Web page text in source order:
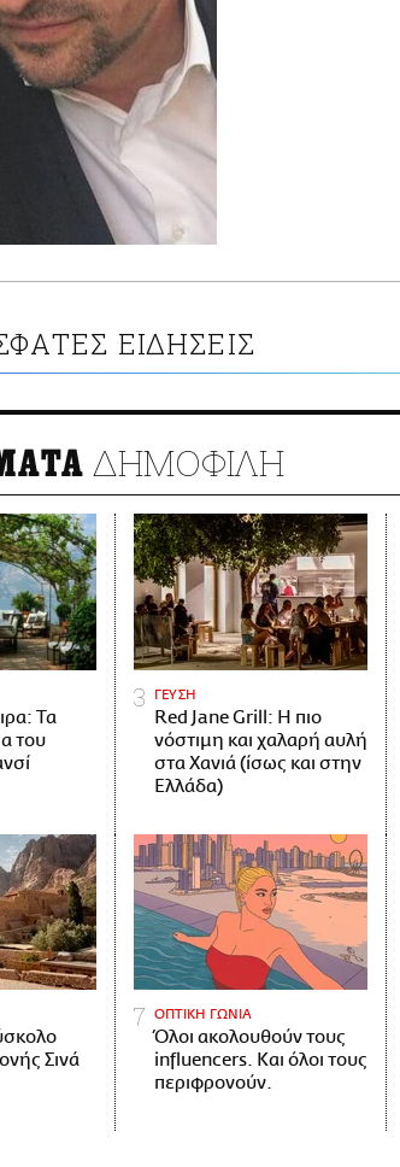
ΕΙΔΗΣΕΙΣ
ΔΗΜΟΦΙΛΗ
Τα
του
ΓΕΥΣΗ
Red Jane Grill: Η πιο
νόστιμη και χαλαρή αυλή
στα Χανιά (ίσως και στην
Ελλάδα)
Σινά
ΟΠΤΙΚΗ ΓΩΝΙΑ
Όλοι ακολουθούν τους
influencers. Και όλοι τους
περιφρονούν.